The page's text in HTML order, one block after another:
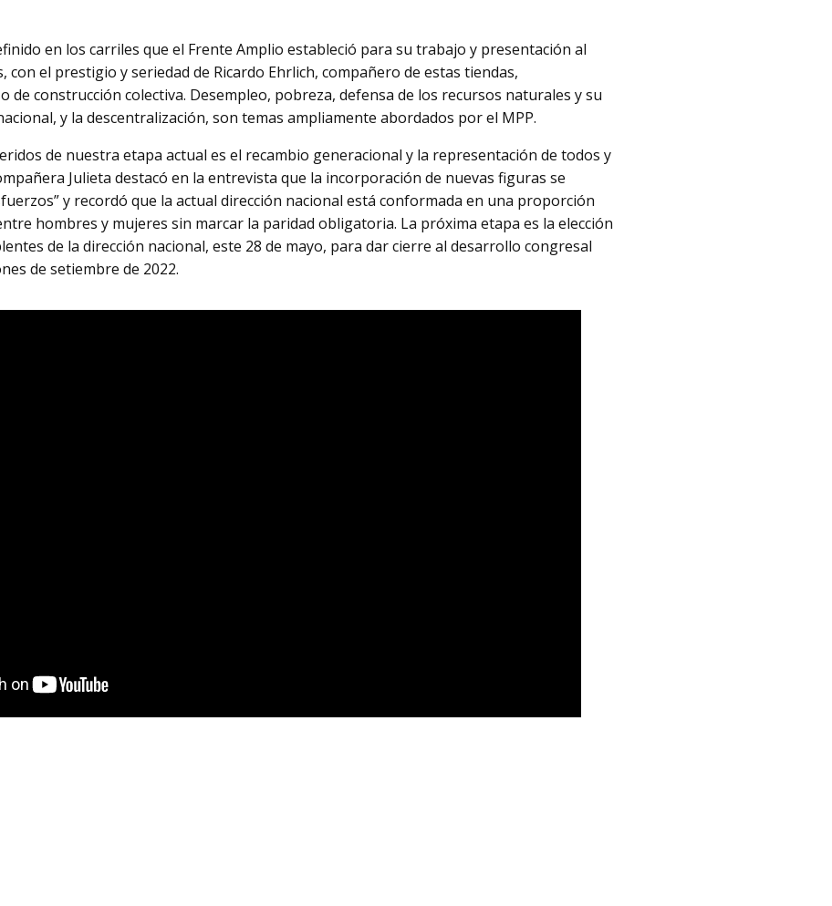
en los carriles que el Frente Amplio estableció para su trabajo y presentación al
el prestigio y seriedad de Ricardo Ehrlich, compañero de estas tiendas,
de construcción colectiva. Desempleo, pobreza, defensa de los recursos naturales y su
y la descentralización, son temas ampliamente abordados por el MPP.
de nuestra etapa actual es el recambio generacional y la representación de todos y
Julieta destacó en la entrevista que la incorporación de nuevas figuras se
y recordó que la actual dirección nacional está conformada en una proporción
hombres y mujeres sin marcar la paridad obligatoria. La próxima etapa es la elección
de la dirección nacional, este 28 de mayo, para dar cierre al desarrollo congresal
de setiembre de 2022.